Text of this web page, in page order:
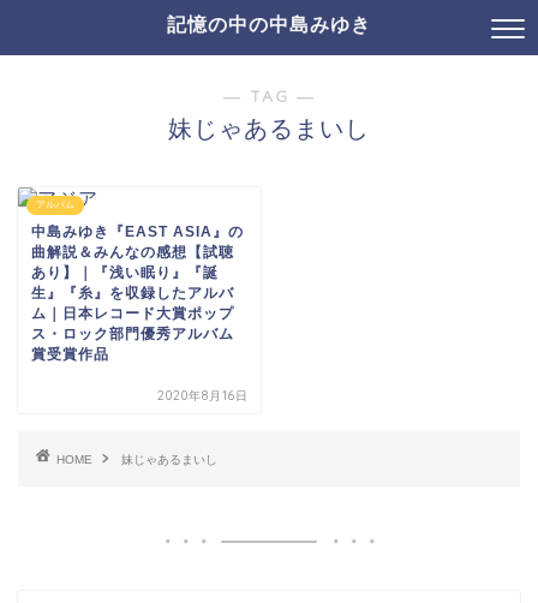
記憶の中の中島みゆき
― TAG ―
妹じゃあるまいし
アルバム
中島みゆき『EAST ASIA』の
曲解説＆みんなの感想【試聴
あり】｜『浅い眠り』『誕
生』『糸』を収録したアルバ
ム｜日本レコード大賞ポップ
ス・ロック部門優秀アルバム
賞受賞作品
2020年8月16日
HOME 妹じゃあるまいし